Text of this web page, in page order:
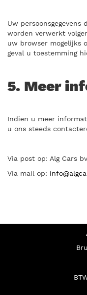
Uw
worden verwerkt
uw browser mogelijks
geval u toestemming
5. Meer
Indien u meer
u ons steeds
Via post op: Alg Cars
Via mail op: